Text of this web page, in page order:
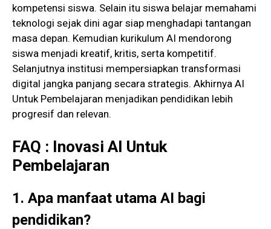
kompetensi siswa. Selain itu siswa belajar memahami
teknologi sejak dini agar siap menghadapi tantangan
masa depan. Kemudian kurikulum AI mendorong
siswa menjadi kreatif, kritis, serta kompetitif.
Selanjutnya institusi mempersiapkan transformasi
digital jangka panjang secara strategis. Akhirnya AI
Untuk Pembelajaran menjadikan pendidikan lebih
progresif dan relevan.
FAQ : Inovasi AI Untuk
Pembelajaran
1. Apa manfaat utama AI bagi
pendidikan?